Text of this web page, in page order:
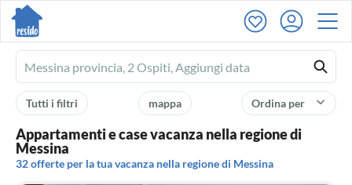
Ferienhausmiete
logo
Ordina per
mappa
Tutti i filtri
Appartamenti e case vacanza nella regione di
Messina
32 offerte per la tua vacanza nella regione di Messina